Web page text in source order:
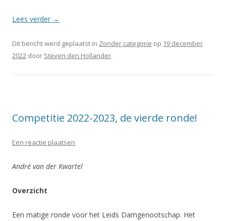
Lees verder →
Dit bericht werd geplaatst in Zonder categorie op 19 december
2022 door Steven den Hollander.
Competitie 2022-2023, de vierde ronde!
Een reactie plaatsen
André van der Kwartel
Overzicht
Een matige ronde voor het Leids Damgenootschap. Het